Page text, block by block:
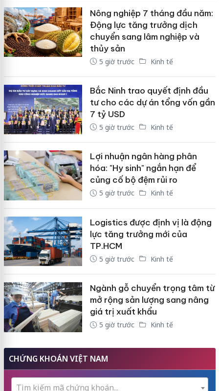
Nông nghiệp 7 tháng đầu năm:
Động lực tăng trưởng dịch
chuyển sang lâm nghiệp và
thủy sản
5 giờ trước Kinh tế
Bắc Ninh trao quyết định đầu
tư cho các dự án tổng vốn gần
7 tỷ USD
5 giờ trước Kinh tế
Lợi nhuận ngân hàng phân
hóa: "Hy sinh" ngắn hạn để
củng cố bộ đệm rủi ro
5 giờ trước Kinh tế
Logistics được định vị là động
lực tăng trưởng mới của
TP.HCM
5 giờ trước Kinh tế
Ngành gỗ chuyển trọng tâm từ
mở rộng sản lượng sang nâng
giá trị xuất khẩu
5 giờ trước Kinh tế
CHỨNG KHOÁN VIỆT NAM
Tìm kiếm mã chứng khoán...